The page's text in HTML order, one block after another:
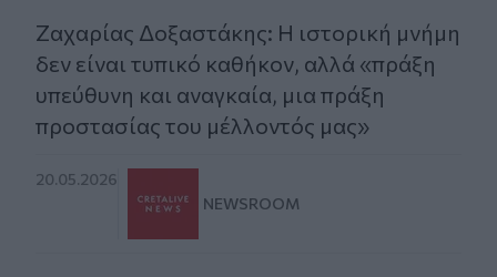
Ζαχαρίας Δοξαστάκης: Η ιστορική μνήμη
δεν είναι τυπικό καθήκον, αλλά «πράξη
υπεύθυνη και αναγκαία, μια πράξη
προστασίας του μέλλοντός μας»
20.05.2026
NEWSROOM